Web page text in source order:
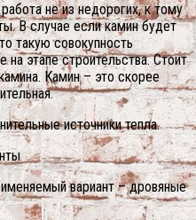
не из недорогих, к тому
В случае если камин будет
такую совокупность
этапе строительства. Стоит
Камин – это скорее
источники тепла.
вариант – дровяные